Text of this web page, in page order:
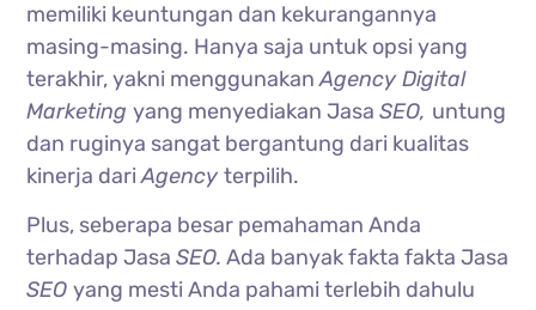
memiliki keuntungan dan kekurangannya
masing-masing. Hanya saja untuk opsi yang
terakhir, yakni menggunakanAgency Digital
Marketingyang menyediakan JasaSEO, untung
dan ruginya sangat bergantung dari kualitas
kinerja dariAgencyterpilih.
Plus, seberapa besar pemahaman Anda
terhadap JasaSEO. Ada banyak fakta fakta Jasa
SEOyang mesti Anda pahami terlebih dahulu